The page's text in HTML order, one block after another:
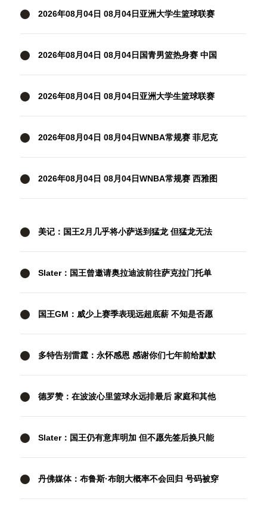
2026年08月04日 08月04日亚洲大学生篮球联赛
2026年08月04日 08月04日国青男篮热身赛 中国
2026年08月04日 08月04日亚洲大学生篮球联赛
2026年08月04日 08月04日WNBA常规赛 菲尼克
2026年08月04日 08月04日WNBA常规赛 西雅图
美记：国王2月几乎将小萨送到猛龙 但猛龙无法
Slater：国王曾邀请奥拉迪波前往萨克拉门托单
国王GM：威少上赛季表现远超底薪 不知是否愿
多特告别雷霆：永怀感恩 感谢你们七年前给默默
德罗赞：在波波心里篮球永远排最后 家庭和其他
Slater：国王仍有意库明加 但不愿先签后换只能
丹佛媒体：布鲁斯·布朗大概率不会回归 号码被穿